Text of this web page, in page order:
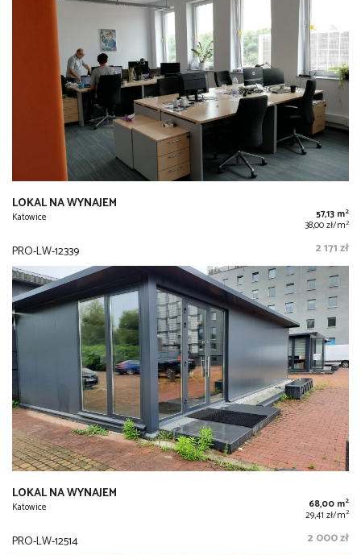
LOKAL NA WYNAJEM
Katowice 57,13 m2
38,00 zł/m2
PRO-LW-12339 2 171 zł
LOKAL NA WYNAJEM
Katowice 68,00 m2
29,41 zł/m2
PRO-LW-12514 2 000 zł